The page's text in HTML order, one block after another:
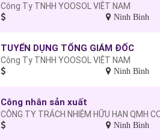
Công Ty TNHH YOOSOL VIỆT NAM
Ninh Bình
TUYỂN DỤNG TỔNG GIÁM ĐỐC
Công Ty TNHH YOOSOL VIỆT NAM
Ninh Bình
Công nhân sản xuất
CÔNG TY TRÁCH NHIỆM HỮU HẠN QMH
Ninh Bình